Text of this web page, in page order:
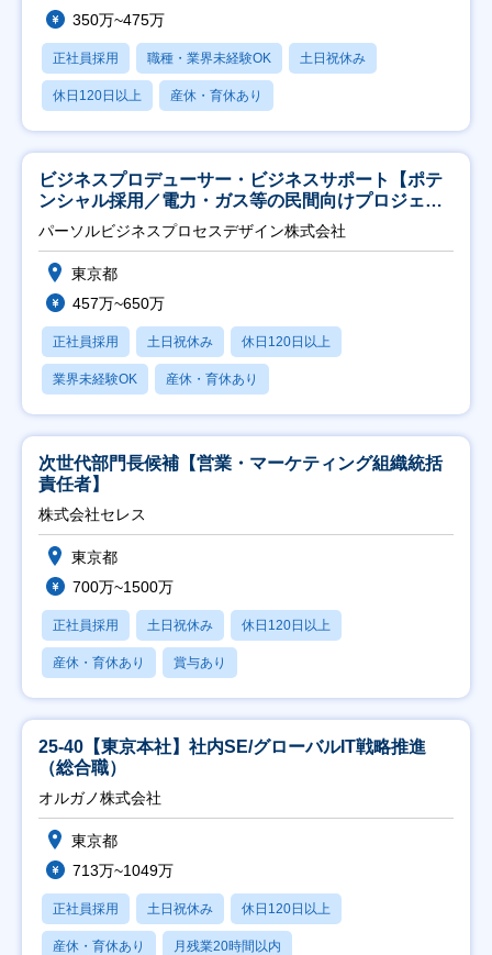
350万~475万
正社員採用 職種・業界未経験OK 土日祝休み
休日120日以上 産休・育休あり
ビジネスプロデューサー・ビジネスサポート【ポテ
ンシャル採用／電力・ガス等の民間向けプロジェク
ト推進】
パーソルビジネスプロセスデザイン株式会社
東京都
457万~650万
正社員採用 土日祝休み 休日120日以上
業界未経験OK 産休・育休あり
次世代部門長候補【営業・マーケティング組織統括
責任者】
株式会社セレス
東京都
700万~1500万
正社員採用 土日祝休み 休日120日以上
産休・育休あり 賞与あり
25-40【東京本社】社内SE/グローバルIT戦略推進
（総合職）
オルガノ株式会社
東京都
713万~1049万
正社員採用 土日祝休み 休日120日以上
産休・育休あり 月残業20時間以内